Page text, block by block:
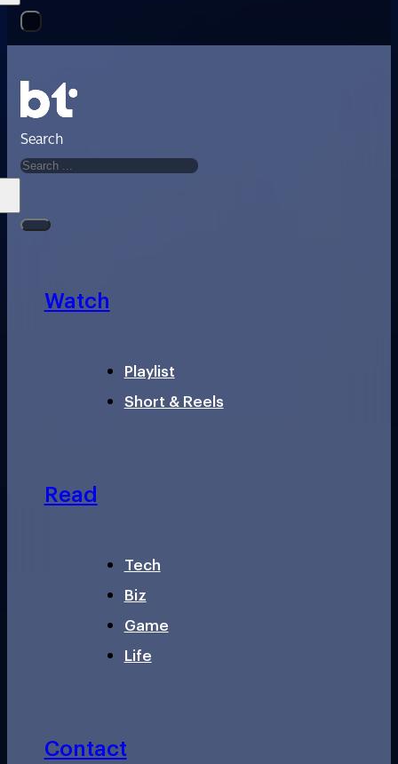
Search
Watch
Playlist
Short & Reels
Read
Tech
Biz
Game
Life
Contact